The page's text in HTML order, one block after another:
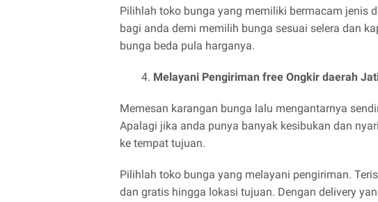
Pilihlah toko bunga yang memiliki bermacam jenis
bagi anda demi memilih bunga sesuai selera dan
bunga beda pula harganya.
Melayani Pengiriman free Ongkir daerah
Memesan karangan bunga lalu mengantarnya
Apalagi jika anda punya banyak kesibukan dan
ke tempat tujuan.
Pilihlah toko bunga yang melayani pengiriman.
dan gratis hingga lokasi tujuan. Dengan delivery